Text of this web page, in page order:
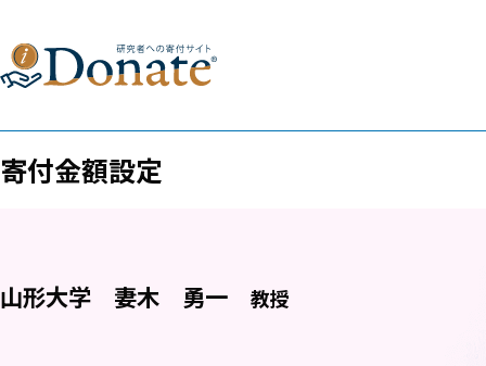
寄付金額設定
山形大学 妻木 勇一 教授